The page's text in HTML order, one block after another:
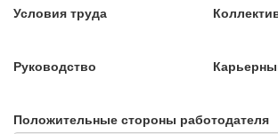
Условия труда
Руководство
Положительные стороны работодателя